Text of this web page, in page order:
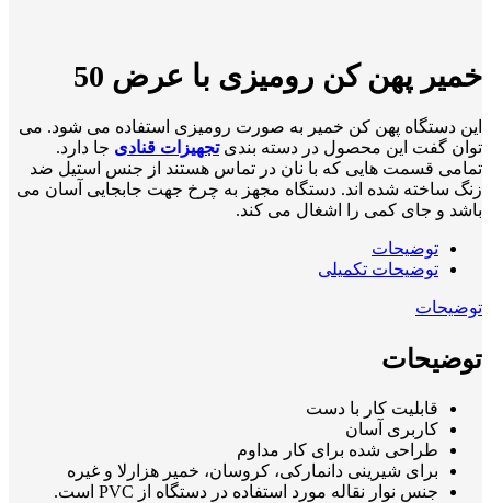
خمیر پهن کن رومیزی با عرض 50
این دستگاه پهن کن خمیر به صورت رومیزی استفاده می شود. می
توان گفت این محصول در دسته بندیتجهیزات قنادی جا دارد.
تمامی قسمت هایی که با نان در تماس هستند از جنس استیل ضد
زنگ ساخته شده اند. دستگاه مجهز به چرخ جهت جابجایی آسان می
باشد و جای کمی را اشغال می کند.
توضیحات
توضیحات تکمیلی
توضیحات
توضیحات
قابلیت کار با دست
کاربری آسان
طراحی‌ شده برای کار مداوم
برای شیرینی دانمارکی، کروسان، خمیر هزارلا و غیره
جنس نوار نقاله مورد استفاده در دستگاه از PVC است.